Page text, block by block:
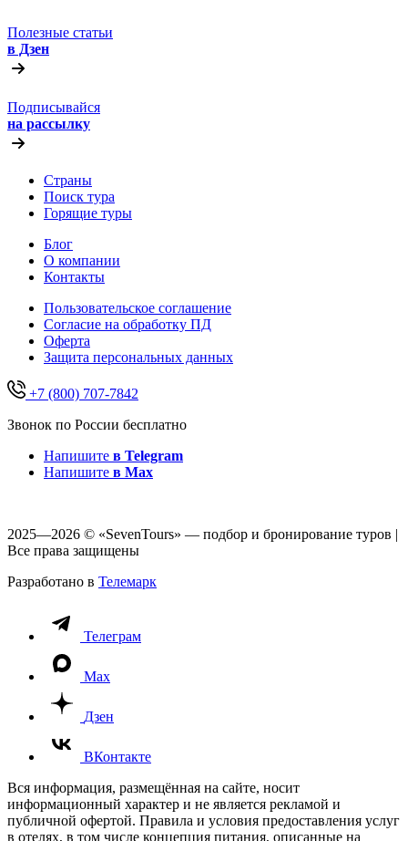
Полезные статьи
в Дзен
Подписывайся
на рассылку
Страны
Поиск тура
Горящие туры
Блог
О компании
Контакты
Пользовательское соглашение
Согласие на обработку ПД
Оферта
Защитa персональных данных
+7 (800) 707-7842
Звонок по России бесплатно
Напишите в Telegram
Напишите в Max
2025—2026 © «SevenTours» — подбор и бронирование туров |
Все права защищены
Разработано в Телемарк
Телеграм
Max
Дзен
ВКонтакте
Вся информация, размещённая на сайте, носит
информационный характер и не является рекламой и
публичной офертой. Правила и условия предоставления услуг
в отелях, в том числе концепция питания, описанные на